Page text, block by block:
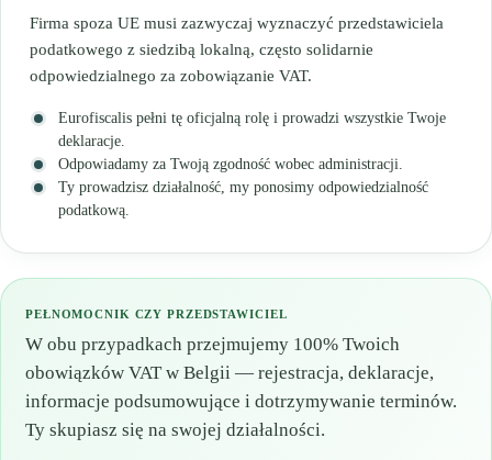
Firma spoza UE musi zazwyczaj wyznaczyć przedstawiciela
podatkowego z siedzibą lokalną, często solidarnie
odpowiedzialnego za zobowiązanie VAT.
Eurofiscalis pełni tę oficjalną rolę i prowadzi wszystkie Twoje
deklaracje.
Odpowiadamy za Twoją zgodność wobec administracji.
Ty prowadzisz działalność, my ponosimy odpowiedzialność
podatkową.
PEŁNOMOCNIK CZY PRZEDSTAWICIEL
W obu przypadkach przejmujemy 100% Twoich
obowiązków VAT w Belgii — rejestracja, deklaracje,
informacje podsumowujące i dotrzymywanie terminów.
Ty skupiasz się na swojej działalności.